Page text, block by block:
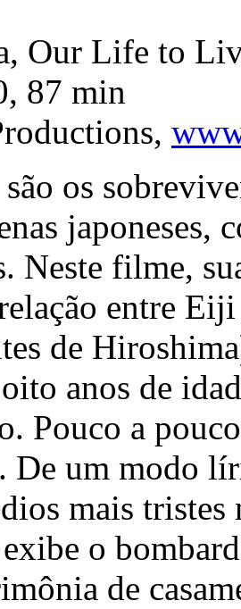
Our Life to
87 min
os
japoneses,
Neste filme,
entre
de
anos de
Pouco a
De um modo
mais
o
de